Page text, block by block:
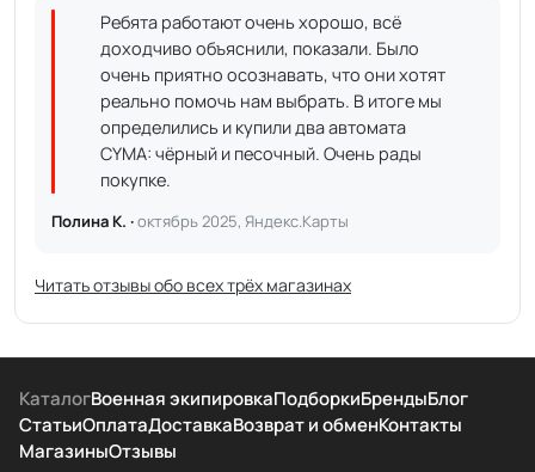
Ребята работают очень хорошо, всё
доходчиво объяснили, показали. Было
очень приятно осознавать, что они хотят
реально помочь нам выбрать. В итоге мы
определились и купили два автомата
CYMA: чёрный и песочный. Очень рады
покупке.
Полина К. ·октябрь 2025, Яндекс.Карты
Читать отзывы обо всех трёх магазинах
КаталогВоенная экипировкаПодборкиБрендыБлог
СтатьиОплатаДоставкаВозврат и обменКонтакты
МагазиныОтзывы